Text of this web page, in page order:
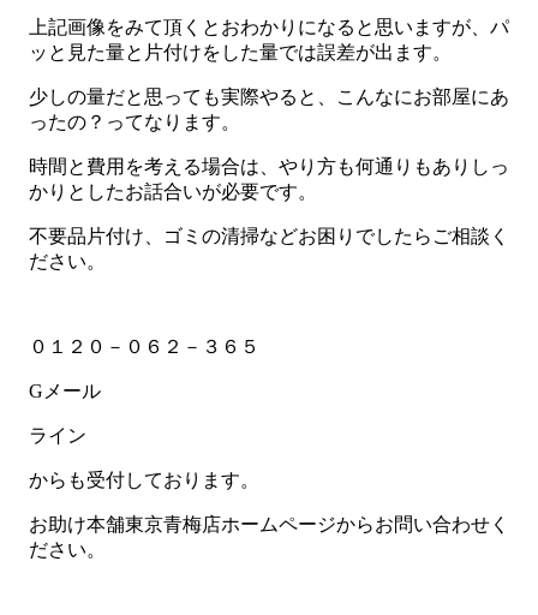
上記画像をみて頂くとおわかりになると思いますが、パ
ッと見た量と片付けをした量では誤差が出ます。
少しの量だと思っても実際やると、こんなにお部屋にあ
ったの？ってなります。
時間と費用を考える場合は、やり方も何通りもありしっ
かりとしたお話合いが必要です。
不要品片付け、ゴミの清掃などお困りでしたらご相談く
ださい。
０１２０－０６２－３６５
Gメール
ライン
からも受付しております。
お助け本舗東京青梅店ホームページからお問い合わせく
ださい。